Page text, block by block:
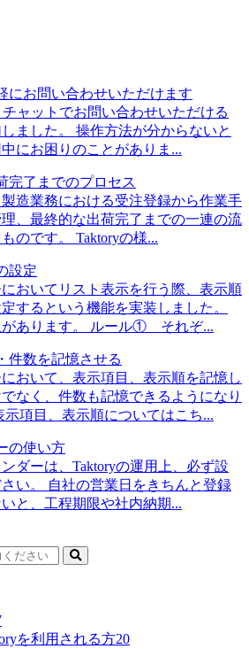
にお問い合わせいただけます
チャットでお問い合わせいただける
ました。 操作方法が分からないと
にお困りのことがありま...
完了までのプロセス
造業務における受注登録から作業手
、最終的な出荷完了までの一連の流
のです。 Taktoryの様...
設定
おいてリスト表示を行う際、表示順
するという機能を実装しました。
があります。 ルール① それぞ...
件数を記憶させる
おいて、表示項目、表示順を記憶し
なく、件数も記憶できるようになり
示項目、表示順についてはこち...
の使い方
ダーは、Taktoryの運用上、必ず設
い。 自社の営業日をきちんと登録
と、工程期限や社内納期...
を利用される方20